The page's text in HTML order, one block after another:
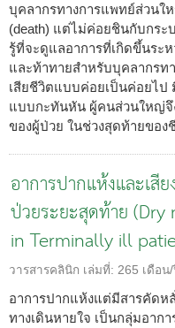
บุคลากรทางการแพทย์ส่วน
(death) แต่ไม่ค่อยชินกับกระ
รู้ที่จะดูแลอาการที่เกิดขึ้นระห
และท้าทายสำหรับบุคลากรท
เสียชีวิตแบบค่อยเป็นค่อยไป
แบบกะทันหัน ผู้คนส่วนใหญ่จึ
ของผู้ป่วย ในช่วงสุดท้ายของ
อาการปากแห้งและเสี
ป่วยระยะสุดท้าย
in Terminally ill
วารสารคลินิก เล่มที่: 265 เดือน
อาการปากแห้งแต่มีสารคัดห
ทางเดินหายใจ เป็นกลุ่มอาก